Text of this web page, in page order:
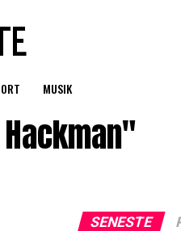
MUSIK
SENESTE